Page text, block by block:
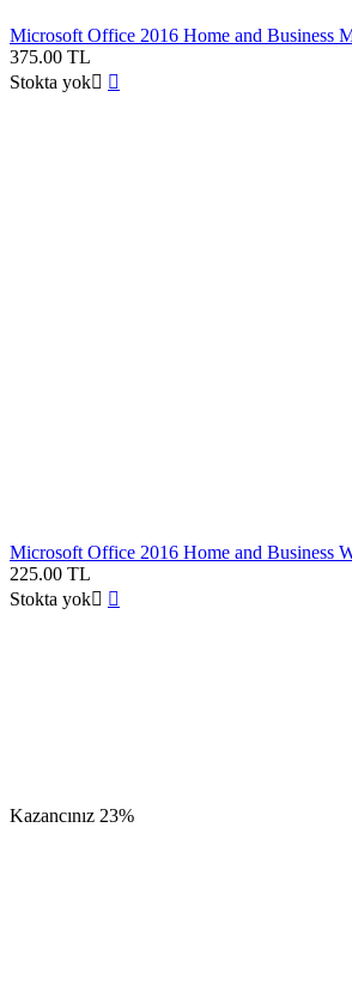
Microsoft Office 2016 Home and Business
375.00 TL
Stokta yok 
Microsoft Office 2016 Home and Business
225.00 TL
Stokta yok 
Kazancınız 23%